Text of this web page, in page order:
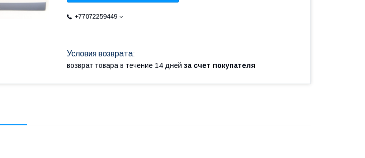
+77072259449
возврат товара в течение 14 дней за счет покупателя